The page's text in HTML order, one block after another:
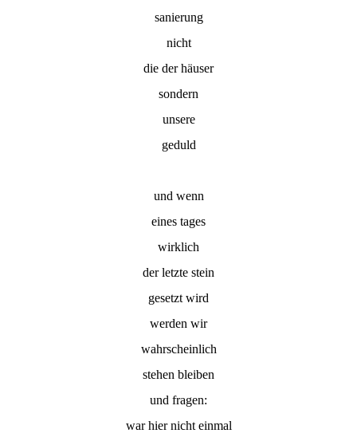
sanierung
nicht
die der häuser
sondern
unsere
geduld
und wenn
eines tages
wirklich
der letzte stein
gesetzt wird
werden wir
wahrscheinlich
stehen bleiben
und fragen:
war hier nicht einmal